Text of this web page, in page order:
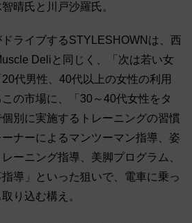
晴氏と川戸沙羅氏。
ライブするSTYLESHOWNは、西
Deliと同じく、「次は若い女
代男性、40代以上の女性の利用
の市場に、「30～40代女性をタ
別に実施するトレーニングの習慣
ナーによるマンツーマン指導、姿
ーニング指導、美脚プログラム、
導」といった狙いで、電車に乗っ
り込む構え。